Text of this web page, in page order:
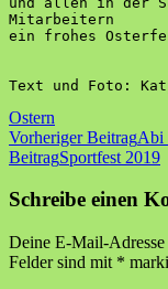
Mitarbeitern
ein frohes
Text und Foto:
Ostern
Vorheriger BeitragAbi
BeitragSportfest 2019
Schreibe einen
Deine E-Mail-
Felder sind mit *